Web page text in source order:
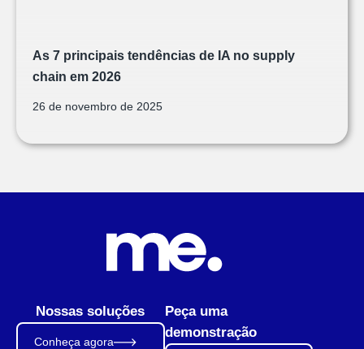
As 7 principais tendências de IA no supply
chain em 2026
26 de novembro de 2025
Nossas soluções
Conheça agora
Peça uma
demonstração